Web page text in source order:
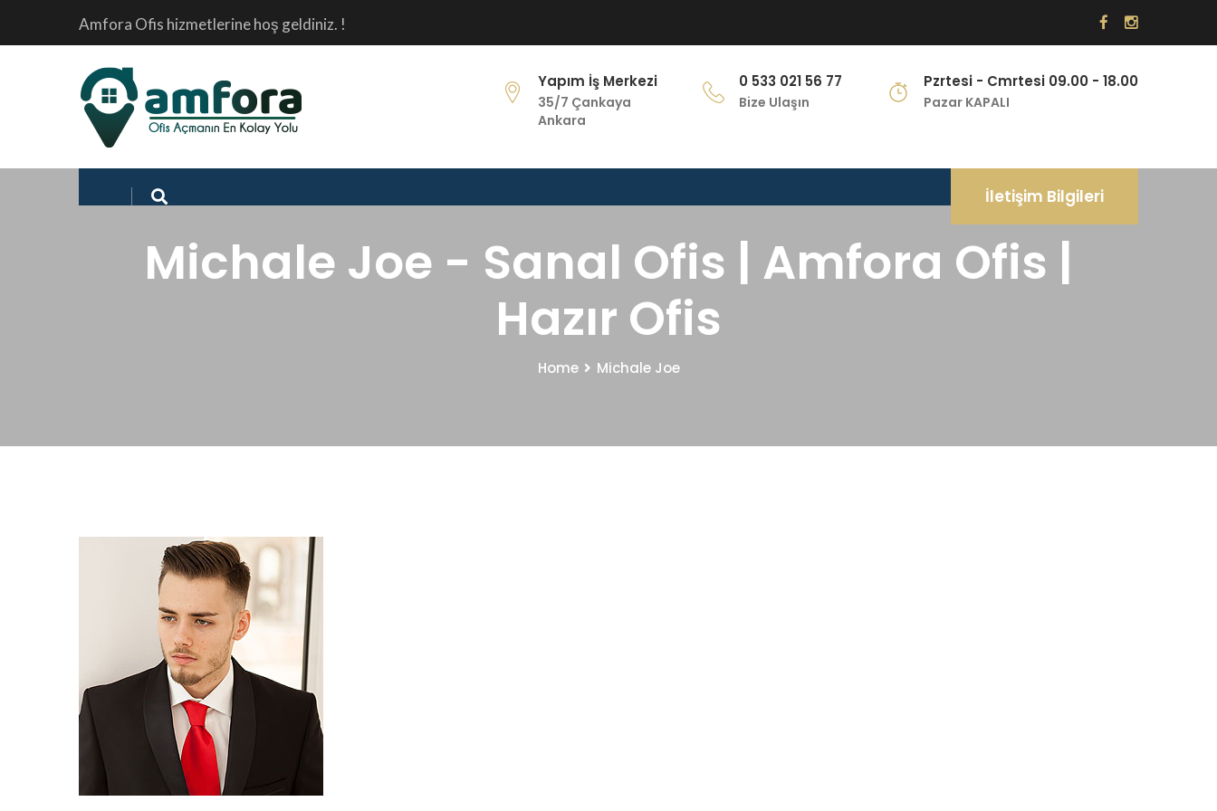
Amfora Ofis hizmetlerine hoş geldiniz. !
Yapım İş Merkezi
35/7 Çankaya
Ankara
0 533 021 56 77
Bize Ulaşın
Pzrtesi - Cmrtesi 09.00 - 18.00
Pazar KAPALI
İletişim Bilgileri
Michale Joe - Sanal Ofis | Amfora Ofis |
Hazır Ofis
Home Michale Joe